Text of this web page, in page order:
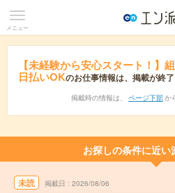
メニュー
【未経験から安心スタート！】
日払いOKのお仕事情報は、掲載が終
掲載時の情報は、 ページ下部 か
お探しの条件に近い
未読 掲載日 2026/08/06